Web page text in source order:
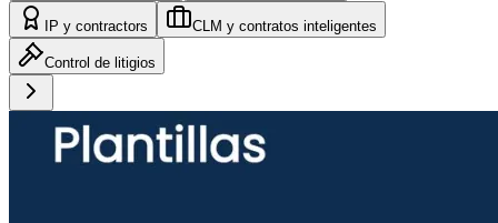
IP y contractors CLM y contratos inteligentes
Control de litigios